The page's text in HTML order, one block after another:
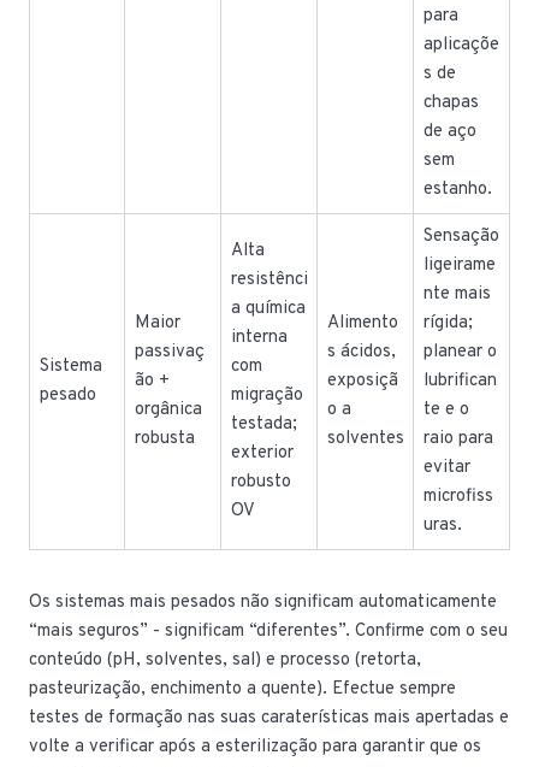
para
aplicaçõe
s de
chapas
de aço
sem
estanho.
Sistema
pesado
Maior
passivaç
ão +
orgânica
robusta
Alta
resistênci
a química
interna
com
migração
testada;
exterior
robusto
OV
Alimento
s ácidos,
exposiçã
o a
solventes
Sensação
ligeirame
nte mais
rígida;
planear o
lubrifican
te e o
raio para
evitar
microfiss
uras.
Os sistemas mais pesados não significam automaticamente
“mais seguros” - significam “diferentes”. Confirme com o seu
conteúdo (pH, solventes, sal) e processo (retorta,
pasteurização, enchimento a quente). Efectue sempre
testes de formação nas suas caraterísticas mais apertadas e
volte a verificar após a esterilização para garantir que os